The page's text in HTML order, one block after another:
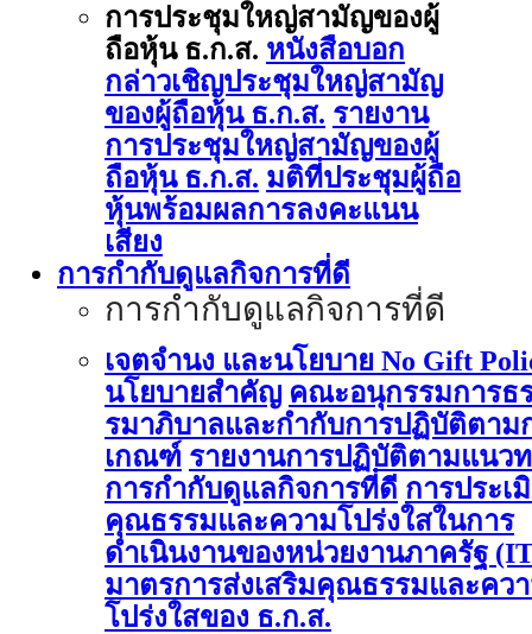
การประชุมใหญ่สามัญของผู้
ถือหุ้น ธ.ก.ส. หนังสือบอก
กล่าวเชิญประชุมใหญ่สามัญ
ของผู้ถือหุ้น ธ.ก.ส. รายงาน
การประชุมใหญ่สามัญของผู้
ถือหุ้น ธ.ก.ส. มติที่ประชุมผู้ถือ
หุ้นพร้อมผลการลงคะแนน
เสียง
การกำกับดูแลกิจการที่ดี
การกำกับดูแลกิจการที่ดี
เจตจำนง และนโยบาย No Gift
นโยบายสำคัญ คณะอนุกรรมการธ
รมาภิบาลและกำกับการปฏิบัติตาม
เกณฑ์ รายงานการปฏิบัติตามแนว
การกำกับดูแลกิจการที่ดี การประเ
คุณธรรมและความโปร่งใสในการ
ดำเนินงานของหน่วยงานภาครัฐ
มาตรการส่งเสริมคุณธรรมและคว
โปร่งใสของ ธ.ก.ส.